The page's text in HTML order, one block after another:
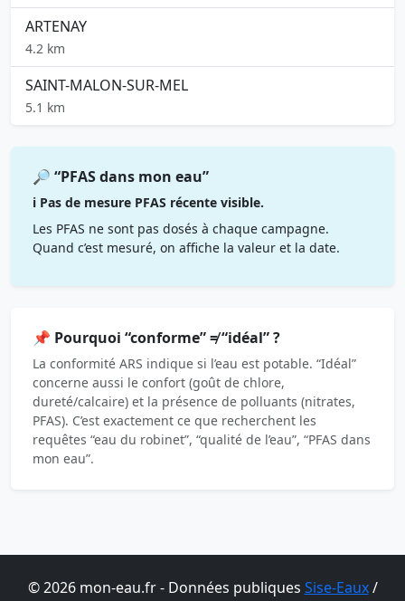
ARTENAY
4.2 km
SAINT-MALON-SUR-MEL
5.1 km
🔎 “PFAS dans mon eau”
ℹ️ Pas de mesure PFAS récente visible.
Les PFAS ne sont pas dosés à chaque campagne.
Quand c’est mesuré, on affiche la valeur et la date.
📌 Pourquoi “conforme” ≠ “idéal” ?
La conformité ARS indique si l’eau est potable. “Idéal”
concerne aussi le confort (goût de chlore,
dureté/calcaire) et la présence de polluants (nitrates,
PFAS). C’est exactement ce que recherchent les
requêtes “eau du robinet”, “qualité de l’eau”, “PFAS dans
mon eau”.
© 2026 mon-eau.fr - Données publiques Sise-Eaux/